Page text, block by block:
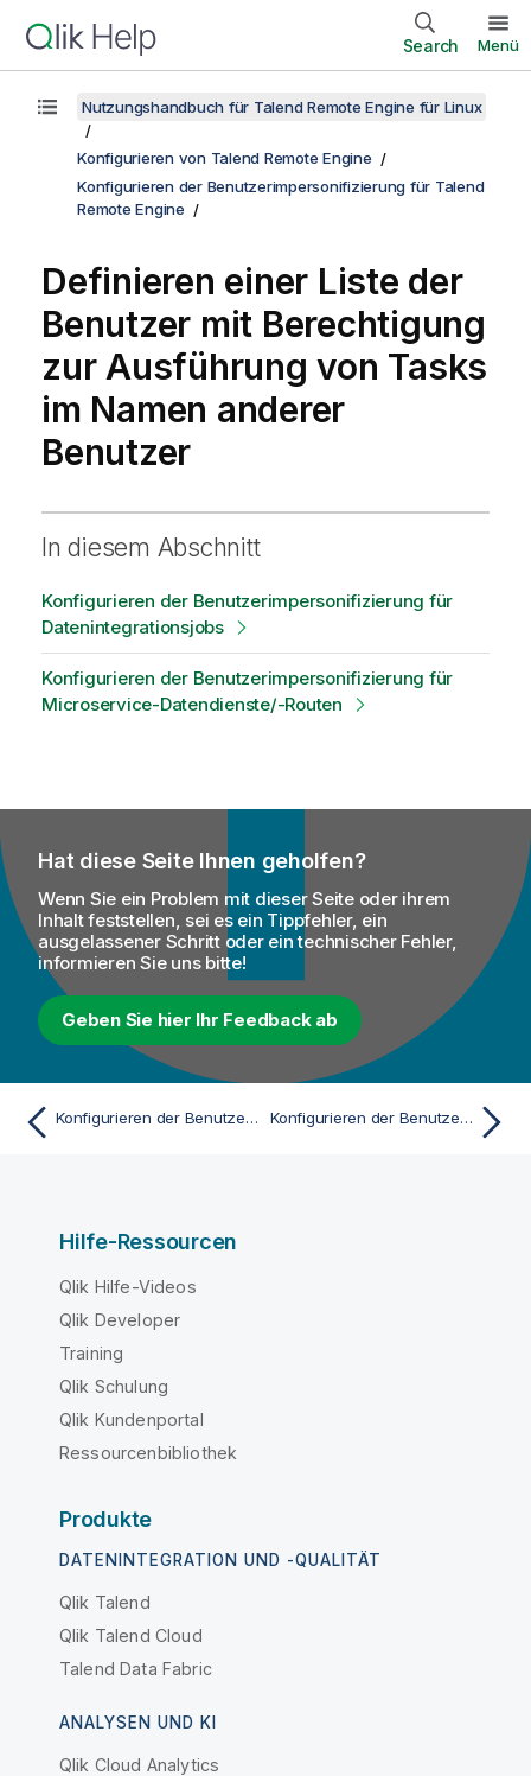
Search Menü
Nutzungshandbuch für Talend Remote Engine für Linux
Konfigurieren von Talend Remote Engine
Konfigurieren der Benutzerimpersonifizierung für Talend
Remote Engine
Definieren einer Liste der
Benutzer mit Berechtigung
zur Ausführung von Tasks
im Namen anderer
Benutzer
In diesem Abschnitt
Konfigurieren der Benutzerimpersonifizierung für
Datenintegrationsjobs
Konfigurieren der Benutzerimpersonifizierung für
Microservice-Datendienste/-Routen
Hat diese Seite Ihnen geholfen?
Wenn Sie ein Problem mit dieser Seite oder ihrem
Inhalt feststellen, sei es ein Tippfehler, ein
ausgelassener Schritt oder ein technischer Fehler,
informieren Sie uns bitte!
Geben Sie hier Ihr Feedback ab
Konfigurieren der Benutzerimpersonifizierung für Talend Remote Engine Konfigurieren der Benutzerimpersonifizierung für Datenintegrationsjobs
Hilfe-Ressourcen
Qlik Hilfe-Videos
Qlik Developer
Training
Qlik Schulung
Qlik Kundenportal
Ressourcenbibliothek
Produkte
DATENINTEGRATION UND -QUALITÄT
Qlik Talend
Qlik Talend Cloud
Talend Data Fabric
ANALYSEN UND KI
Qlik Cloud Analytics